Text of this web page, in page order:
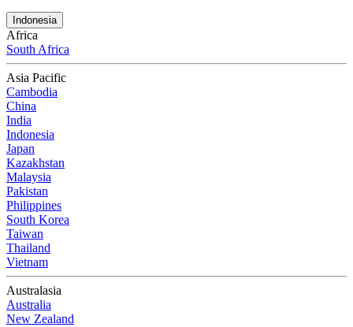
Indonesia
Africa
South Africa
Asia Pacific
Cambodia
China
India
Indonesia
Japan
Kazakhstan
Malaysia
Pakistan
Philippines
South Korea
Taiwan
Thailand
Vietnam
Australasia
Australia
New Zealand